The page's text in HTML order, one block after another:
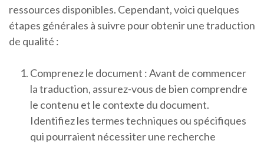
ressources disponibles. Cependant, voici quelques
étapes générales à suivre pour obtenir une traduction
de qualité :
Comprenez le document : Avant de commencer
la traduction, assurez-vous de bien comprendre
le contenu et le contexte du document.
Identifiez les termes techniques ou spécifiques
qui pourraient nécessiter une recherche